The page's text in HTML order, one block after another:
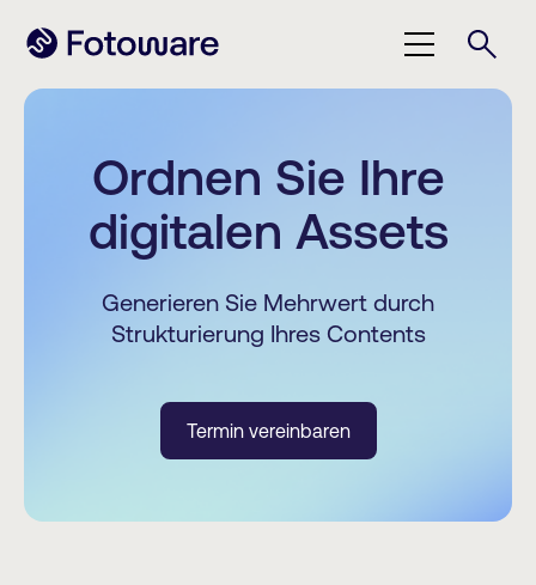
Ordnen Sie Ihre
digitalen Assets
Generieren Sie Mehrwert durch
Strukturierung Ihres Contents
Termin vereinbaren